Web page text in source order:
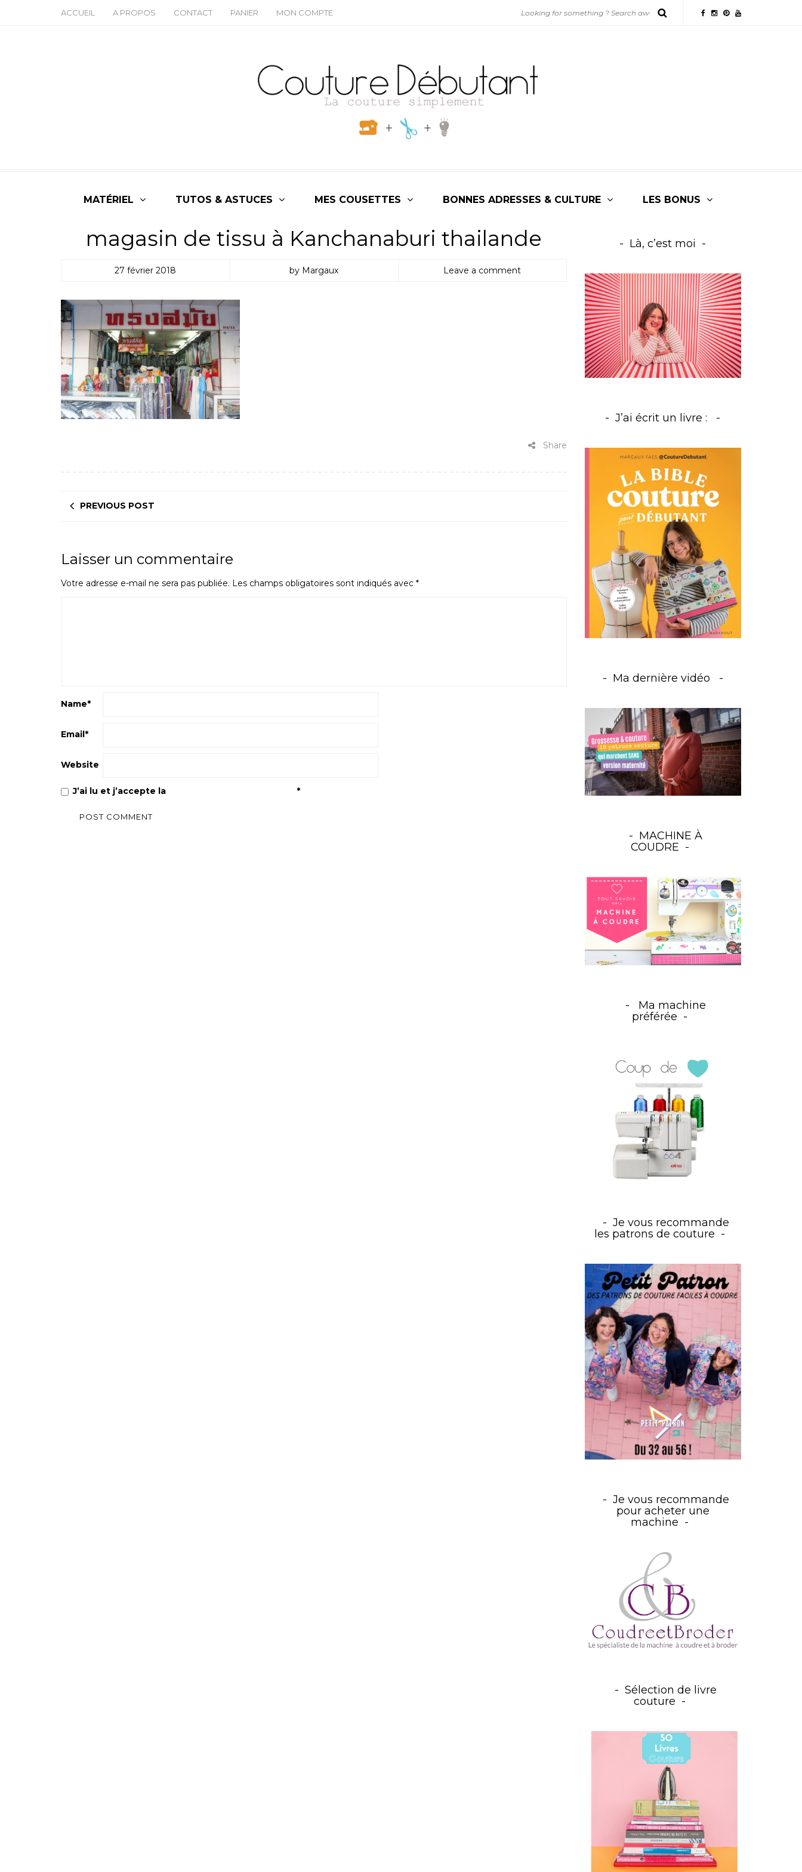
ACCUEIL A PROPOS CONTACT PANIER MON COMPTE
MATÉRIEL TUTOS & ASTUCES MES COUSETTES BONNES ADRESSES & CULTURE LES BONUS
magasin de tissu à Kanchanaburi thailande
27 février 2018 by Margaux Leave a comment
Share
PREVIOUS POST
Laisser un commentaire
Votre adresse e-mail ne sera pas publiée. Les champs obligatoires sont indiqués avec *
Name*
Email*
Website
J’ai lu et j’accepte la *
Là, c’est moi
J’ai écrit un livre :
Ma dernière vidéo
MACHINE À
COUDRE
Ma machine
préférée
Je vous recommande
les patrons de couture
Je vous recommande
pour acheter une
machine
Sélection de livre
couture